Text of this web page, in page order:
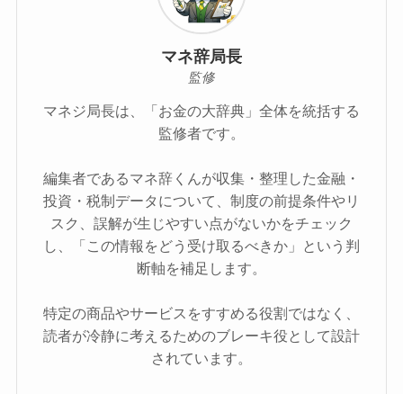
マネ辞局長
監修
マネジ局長は、「お金の大辞典」全体を統括する
監修者です。
編集者であるマネ辞くんが収集・整理した金融・
投資・税制データについて、制度の前提条件やリ
スク、誤解が生じやすい点がないかをチェック
し、「この情報をどう受け取るべきか」という判
断軸を補足します。
特定の商品やサービスをすすめる役割ではなく、
読者が冷静に考えるためのブレーキ役として設計
されています。